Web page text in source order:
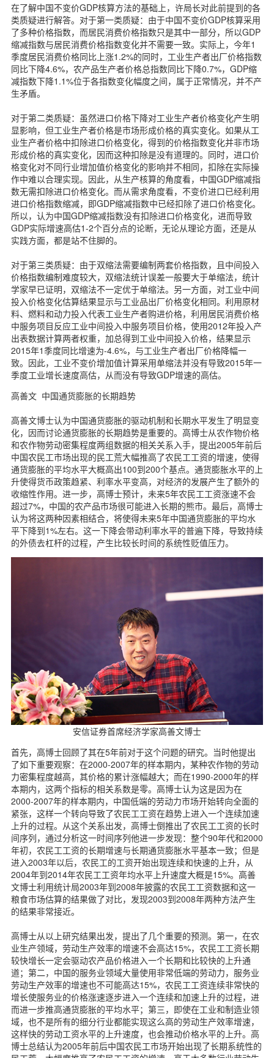
在了解中国不变价GDP核算方法的基础上，许局长对此前提到的各
类质疑进行解答。对于第一类质疑：由于中国不变价GDP核算采用
了多种价格指数，而居民消费价格指数只是其中一部分，所以GDP
缩减指数与居民消费价格指数变化并不需要一致。实际上，今年1
季度居民消费价格同比上涨1.2%的同时，工业生产者出厂价格指数
同比下降4.6%，农产品生产者价格总指数同比下降0.7%，GDP缩
减指数下降1.1%位于各指数变化幅度之间，属于正常情况，并不产
生矛盾。
对于第二类质疑：虽然进口价格下降对工业生产者价格变化产生明
显影响，但工业生产者价格是市场形成价格的真实变化。如果从工
业生产者价格中扣除进口价格变化，得到的价格指数变化并非市场
形成价格的真实变化，因而这种扣除是没有道理的。同时，进口价
格变化对不同行业增加值价格变化的影响并不相同，扣除在实际操
作中难以合理实现。因此，从生产核算的角度看，中国GDP缩减指
数无需扣除进口价格变化。而从需求角度看，不变价进口已经利用
进口价格指数缩减，即GDP缩减指数中已经扣除了进口价格变化。
所以，认为中国GDP缩减指数没有扣除进口价格变化，进而导致
GDP实际增速高估1-2个百分点的论断，无论从理论方面，还是从
实践方面，都是站不住脚的。
对于第三类质疑：由于双缩法需要编制两套价格指数，且中间投入
价格指数编制难度较大，双缩法统计误差一般要大于单缩法，统计
学家早已证明，双缩法不一定优于单缩法。另一方面，对工业中间
投入价格变化估算结果显示与工业品出厂价格变化相同。利用原材
料、燃料和动力投入代表工业生产者购进价格，利用居民消费价格
中服务项目反应工业中间投入中服务项目价格，使用2012年投入产
出表数据计算两者权重，加总得到工业中间投入价格，结果显示
2015年1季度同比增速为-4.6%，与工业生产者出厂价格降幅一
致。因此，工业不变价增加值计算采用单缩法并没有导致2015年一
季度工业增长速度高估，从而没有导致GDP增速的高估。
高善文 中国通货膨胀的长期趋势
高善文博士认为中国通货膨胀的驱动机制和长期水平发生了明显变
化，因而讨论通货膨胀的长期趋势是重要的。高博士从农作物价格
和农作物劳动密集程度两组数据的相关关系入手，提出2005年前后
中国农民工市场出现的民工荒大幅推高了农民工工资的增速，使得
通货膨胀的平均水平大概高出100到200个基点。通货膨胀水平的上
升使得货币政策趋紧、利率水平变高，对经济的发展产生了额外的
收缩性作用。进一步，高博士预计，未来5年农民工工资涨速不会
超过7%，中国的农产品市场很可能进入长期的熊市。最后，高博士
认为将这两种因素相结合，将使得未来5年中国通货膨胀的平均水
平下降到1%左右。这一下降会带动利率水平的普遍下降，导致持续
的外债去杠杆的过程，产生比较长时间的系统性贬值压力。
安信证券首席经济学家高善文博士
首先，高博士回顾了其在5年前对于这个问题的研究。当时他提出
了如下重要观察：在2000-2007年的样本期内，某种农作物的劳动
力密集程度越高，其价格的累计涨幅越大；而在1990-2000年的样
本期内，这两个指标的相关系数是零。高博士认为这是因为在
2000-2007年的样本期内，中国低端的劳动力市场开始转向全面的
紧张，这样一个转向导致了农民工工资在趋势上进入一个连续加速
上升的过程。从这个关系出发，高博士倒推出了农民工工资的长时
间序列，通过分析这一时间序列他进一步发现：整个90年代和2000
年初，农民工工资的长期增速与长期通货膨胀水平基本一致；但是
进入2003年以后，农民工的工资开始出现连续和快速的上升，从
2004年到2014年农民工工资年均水平上升速度大概是15%。高善
文博士利用统计局2003年到2008年披露的农民工工资数据和这一
粮食市场估算的结果做了对比，发现2003到2008年两种方法产生
的结果非常接近。
高博士从以上研究结果出发，提出了几个重要的预测。第一，在农
业生产领域，劳动生产效率的增速不会高达15%，农民工工资长期
较快增长一定会驱动农产品价格进入一个长期和比较快的上升通
道；第二，中国的服务业领域大量使用非常低端的劳动力，服务业
劳动生产效率的增速也不可能高达15%，农民工工资连续非常快的
增长使服务业的价格涨速逐步进入一个连续和加速上升的过程，进
而进一步推高通货膨胀的平均水平；第三，即使在工业和制造业领
域，也不是所有的细分行业都能实现这么高的劳动生产效率增速，
这样快的劳动工资水平的上升速度，也会推动价格水平的上升。高
博士总结认为2005年前后中国农民工市场开始出现了长期系统性的